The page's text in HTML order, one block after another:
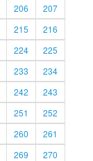
206
207
215
216
224
225
233
234
242
243
251
252
260
261
269
270